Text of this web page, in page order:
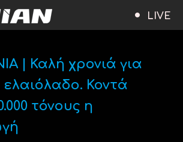
LIVE
| Καλή χρονιά για
ελαιόλαδο. Κοντά
τόνους η